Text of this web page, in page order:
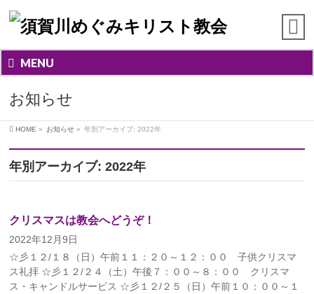
MENU
お知らせ
HOME » お知らせ » 年別アーカイブ: 2022年
年別アーカイブ: 2022年
クリスマスは教会へどうぞ！
2022年12月9日
☆彡１２/１８（日）午前１１：２０～１２：００ 子供クリスマ
ス礼拝 ☆彡１２/２４（土）午後７：００～８：００ クリスマ
ス・キャンドルサービス ☆彡１２/２５（日）午前１０：００～１